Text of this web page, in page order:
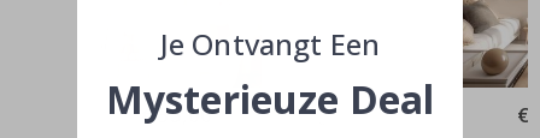
Special
Price
€ 35,00 €
Je Ontvangt Een
Mysterieuze Deal